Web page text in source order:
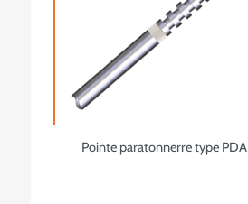
Pointe paratonnerre type PDA